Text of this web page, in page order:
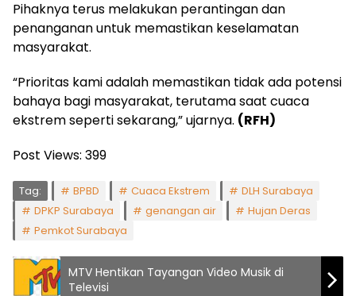
Pihaknya terus melakukan perantingan dan
penanganan untuk memastikan keselamatan
masyarakat.
“Prioritas kami adalah memastikan tidak ada potensi
bahaya bagi masyarakat, terutama saat cuaca
ekstrem seperti sekarang,” ujarnya. (RFH)
Post Views: 399
Tag: BPBD Cuaca Ekstrem
DLH Surabaya
DPKP Surabaya
genangan air
Hujan Deras
Pemkot Surabaya
MTV Hentikan Tayangan Video Musik di
Televisi